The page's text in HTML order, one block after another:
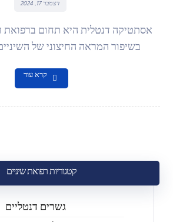
דצמבר 17, 2024
אסתטיקה דנטלית היא תחום ברפואת
בשיפור המראה החיצוני של
קרא עוד
קטגוריות רפואת שיניים
גשרים דנטליים